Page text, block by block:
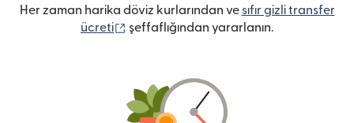
Her zaman harika döviz kurlarından ve sıfır gizli transfer
ücreti
(yeni pencerede açılır)
şeffaflığından yararlanın.